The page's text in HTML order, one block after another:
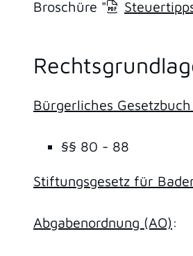
Broschüre "
Bürgerliches Gesetzbuch
§§ 80 - 88
Stiftungsgesetz für
Abgabenordnung (AO) :